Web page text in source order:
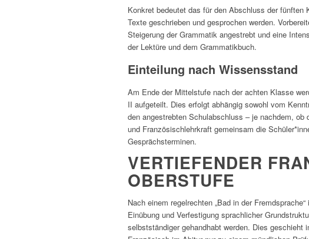
Konkret bedeutet das für den Abschluss der
Texte geschrieben und gesprochen werden.
Steigerung der Grammatik angestrebt und eine
der Lektüre und dem Grammatikbuch.
Einteilung nach Wissensstand
Am Ende der Mittelstufe nach der achten Klasse
II aufgeteilt. Dies erfolgt abhängig sowohl vom
den angestrebten Schulabschluss – je nachdem,
und Französischlehrkraft gemeinsam die
Gesprächsterminen.
VERTIEFENDER
OBERSTUFE
Nach einem regelrechten „Bad in der
Einübung und Verfestigung sprachlicher
selbstständiger gehandhabt werden. Dies